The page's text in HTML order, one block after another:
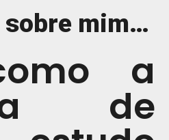
sobre mim…
a
de